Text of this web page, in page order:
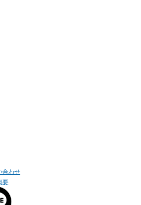
合わせ
要